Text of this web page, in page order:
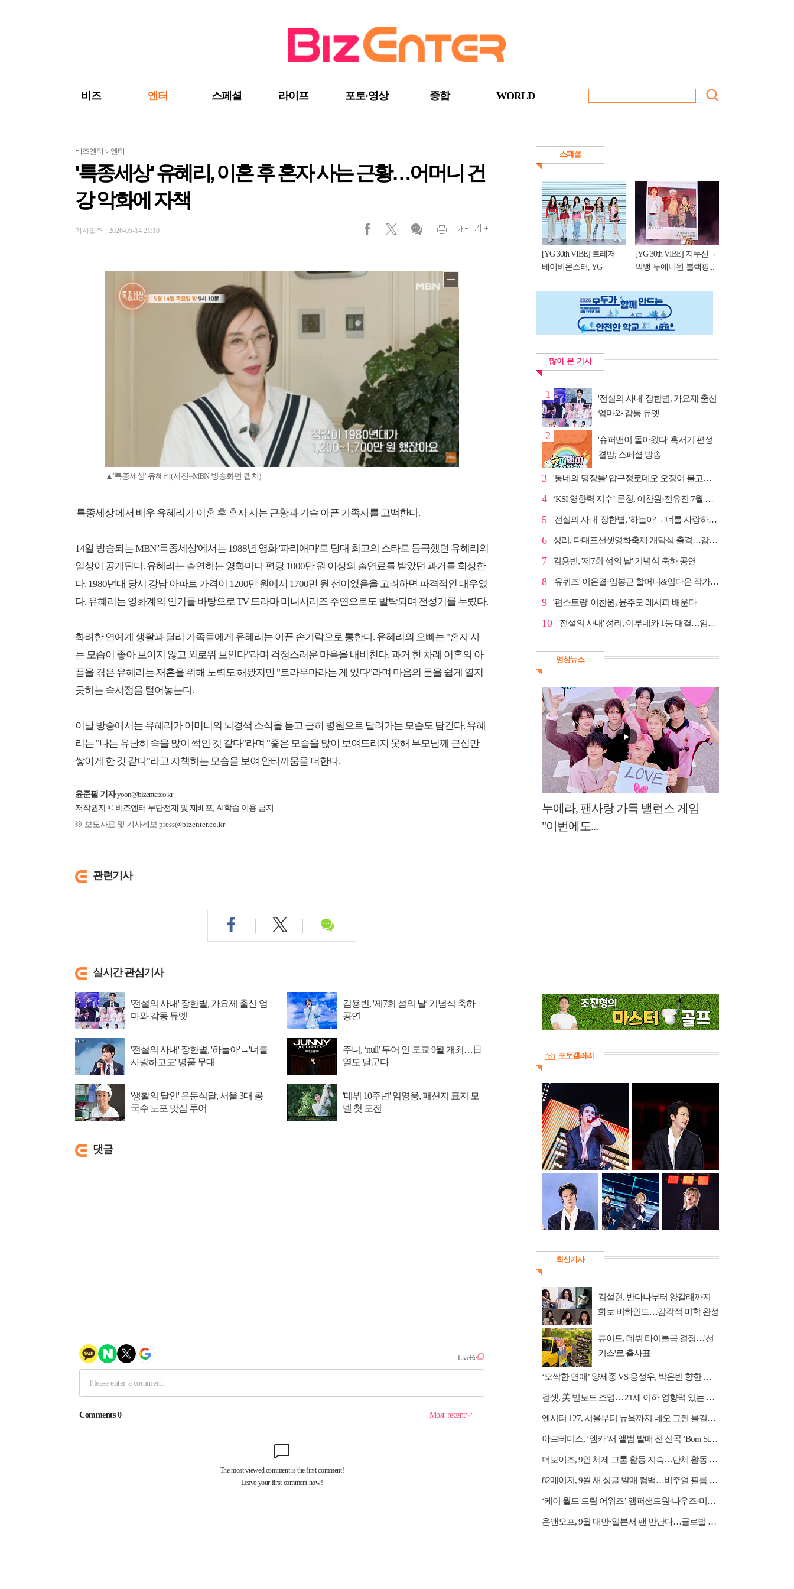
비즈 엔터 스페셜 라이프 포토·영상 종합 WORLD
비즈엔터 > 엔터
'특종세상' 유혜리, 이혼 후 혼자 사는 근황…어머니 건
강 악화에 자책
기사입력 : 2026-05-14 21:10
▲'특종세상' 유혜리(사진=MBN 방송화면 캡처)
'특종세상'에서 배우 유혜리가 이혼 후 혼자 사는 근황과 가슴 아픈 가족사를 고백한다.
14일 방송되는 MBN '특종세상'에서는 1988년 영화 '파리애마'로 당대 최고의 스타로 등극했던 유혜리의
일상이 공개된다. 유혜리는 출연하는 영화마다 편당 1000만 원 이상의 출연료를 받았던 과거를 회상한
다. 1980년대 당시 강남 아파트 가격이 1200만 원에서 1700만 원 선이었음을 고려하면 파격적인 대우였
다. 유혜리는 영화계의 인기를 바탕으로 TV 드라마 미니시리즈 주연으로도 발탁되며 전성기를 누렸다.
화려한 연예계 생활과 달리 가족들에게 유혜리는 아픈 손가락으로 통한다. 유혜리의 오빠는 "혼자 사
는 모습이 좋아 보이지 않고 외로워 보인다"라며 걱정스러운 마음을 내비친다. 과거 한 차례 이혼의 아
픔을 겪은 유혜리는 재혼을 위해 노력도 해봤지만 "트라우마라는 게 있다"라며 마음의 문을 쉽게 열지
못하는 속사정을 털어놓는다.
이날 방송에서는 유혜리가 어머니의 뇌경색 소식을 듣고 급히 병원으로 달려가는 모습도 담긴다. 유혜
리는 "나는 유난히 속을 많이 썩인 것 같다"라며 "좋은 모습을 많이 보여드리지 못해 부모님께 근심만
쌓이게 한 것 같다"라고 자책하는 모습을 보여 안타까움을 더한다.
윤준필 기자 yoon@bizenter.co.kr
저작권자 © 비즈엔터 무단전재 및 재배포, AI학습 이용 금지
※ 보도자료 및 기사제보 press@bizenter.co.kr
관련기사
실시간 관심기사
'전설의 사내' 장한별, 가요제 출신 엄
마와 감동 듀엣
김용빈, '제7회 섬의 날' 기념식 축하
공연
'전설의 사내' 장한별, '하늘아'→'너를
사랑하고도' 명품 무대
주니, ‘null’ 투어 인 도쿄 9월 개최…日
열도 달군다
'생활의 달인' 은둔식달, 서울 3대 콩
국수 노포 맛집 투어
'데뷔 10주년' 임영웅, 패션지 표지 모
델 첫 도전
댓글
스페셜
[YG 30th VIBE] 트레저·
베이비몬스터, YG
[YG 30th VIBE] 지누션→
빅뱅·투애니원·블랙핑...
많이 본 기사
1
'전설의 사내' 장한별, 가요제 출신
엄마와 감동 듀엣
2
'슈퍼맨이 돌아왔다' 혹서기 편성
결방, 스페셜 방송
3 '동네의 명장들' 압구정로데오 오징어 불고기·종로 치...
4 ‘KSI 영향력 지수’ 론칭, 이찬원·전유진 7월 차트 남녀...
5 '전설의 사내' 장한별, '하늘아'→'너를 사랑하고도' 명...
6 성리, 다대포선셋영화축제 개막식 출격…감성 라이브 예고
7 김용빈, '제7회 섬의 날' 기념식 축하 공연
8 '유퀴즈' 이은결·임봉근 할머니&임다운 작가·이승철, '...
9 '편스토랑' 이찬원, 윤주모 레시피 배운다
10 '전설의 사내' 성리, 이루네와 1등 대결…임영웅 '보금...
영상뉴스
누에라, 팬사랑 가득 밸런스 게임
"이번에도...
포토갤러리
최신기사
김설현, 반다나부터 양갈래까지
화보 비하인드…감각적 미학 완성
튜이드, 데뷔 타이틀곡 결정…'선
키스'로 출사표
‘오싹한 연애’ 양세종 VS 옹성우, 박은빈 향한 극과 극 직진 '삼각 로맨스'
걸셋, 美 빌보드 조명…'21세 이하 영향력 있는 아티스트' 등극
엔시티 127, 서울부터 뉴욕까지 네오 그린 물결…대규모 프로모션
아르테미스, ‘엠카’서 앨범 발매 전 신곡 ‘Born Stunner’ 공개
더보이즈, 9인 체제 그룹 활동 지속…단체 활동 계약 완료
82메이저, 9월 새 싱글 발매 컴백…비주얼 필름 오픈
‘케이 월드 드림 어워즈’ 앰퍼샌드원·나우즈·미야오·하츠투하츠·아이딧 합류
온앤오프, 9월 대만·일본서 팬 만난다…글로벌 행보 박차